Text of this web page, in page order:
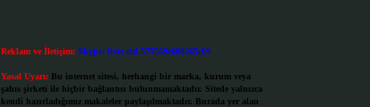
Reklam ve İletişim: Skype: live:.cid.575569c608265c69
Yasal Uyarı: Bu internet sitesi, herhangi bir marka, kurum veya
şahıs şirketi ile hiçbir bağlantısı bulunmamaktadır. Sitede yalnızca
kendi hazırladığımız makaleler paylaşılmaktadır. Burada yer alan